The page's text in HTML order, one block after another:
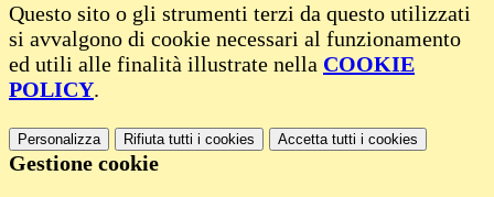
Questo sito o gli strumenti terzi da questo utilizzati
si avvalgono di cookie necessari al funzionamento
ed utili alle finalità illustrate nella COOKIE
POLICY.
Personalizza Rifiuta tutti i cookies Accetta tutti i cookies
Gestione cookie